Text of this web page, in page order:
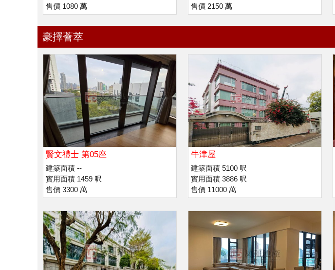
售價 1080 萬
售價 2150 萬
豪擇薈萃
賢文禮士 第05座
建築面積 --
實用面積 1459 呎
售價 3300 萬
牛津屋
建築面積 5100 呎
實用面積 3886 呎
售價 11000 萬